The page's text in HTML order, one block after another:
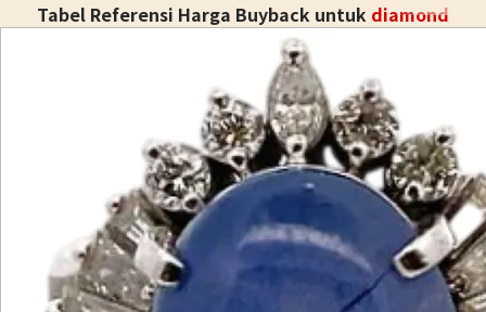
Tabel Referensi Harga Buyback untuk diamond